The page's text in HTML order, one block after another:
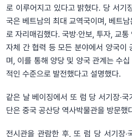
로 이루어지고 있다고 밝혔다. 당 서기
국은 베트남의 최대 교역국이며, 베트
로 자리매김했다. 국방‧안보, 투자, 교
자체 간 협력 등 모든 분야에서 양국이
며, 이를 통해 양당 및 양국 관계는 수
적인 수준으로 발전했다고 설명했다.
같은 날 베이징에서 또 럼 당 서기장‧
단은 중국 공산당 역사박물관을 방문했
전시관을 관람한 후, 또 럼 당 서기장‧